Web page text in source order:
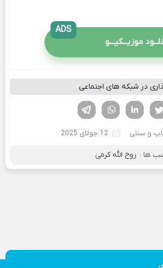
موزیــکیـــو
ADS
در شبکه های اجتماعی
لینکدین تویتر
فیسوک
و سنتی 12 جولای 2025
ها : روح الله کرمی